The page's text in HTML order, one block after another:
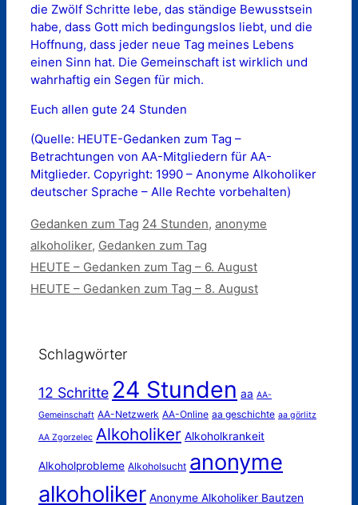
die Zwölf Schritte lebe, das ständige Bewusstsein
habe, dass Gott mich bedingungslos liebt, und die
Hoffnung, dass jeder neue Tag meines Lebens
einen Sinn hat. Die Gemeinschaft ist wirklich und
wahrhaftig ein Segen für mich.
Euch allen gute 24 Stunden
(Quelle: HEUTE-Gedanken zum Tag –
Betrachtungen von AA-Mitgliedern für AA-
Mitglieder. Copyright: 1990 – Anonyme Alkoholiker
deutscher Sprache – Alle Rechte vorbehalten)
Kategorien
Gedanken zum Tag Schlagwörter
24 Stunden, anonyme
alkoholiker, Gedanken zum Tag
HEUTE – Gedanken zum Tag – 6. August
HEUTE – Gedanken zum Tag – 8. August
Schlagwörter
12 Schritte 24 Stunden aa AA-
Gemeinschaft AA-Netzwerk AA-Online aa geschichte aa görlitz
AA Zgorzelec Alkoholiker Alkoholkrankeit
Alkoholprobleme Alkoholsucht anonyme
alkoholiker Anonyme Alkoholiker Bautzen